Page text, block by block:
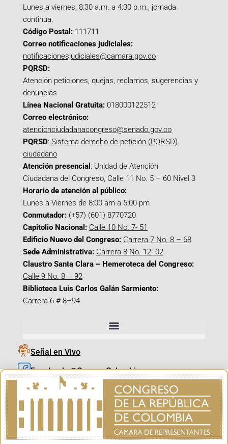
Lunes a viernes, 8:30 a.m. a 4:30 p.m., jornada
continua.
Código Postal: 111711
Correo notificaciones judiciales:
notificacionesjudiciales@camara.gov.co
PQRSD:
Atención peticiones, quejas, reclamos, sugerencias y
denuncias
Línea Nacional Gratuita: 018000122512
Correo electrónico:
atencionciudadanacongreso@senado.gov.co
PQRSD: Sistema derecho de petición (PQRSD)
ciudadano
Atención presencial : Unidad de Atención
Ciudadana del Congreso, Calle 11 No. 5 – 60 Nivel 3
Horario de atención al público:
Lunes a Viernes de 8:00 am a 5:00 pm
Conmutador: (+57) (601) 8770720
Capitolio Nacional: Calle 10 No. 7- 51
Edificio Nuevo del Congreso: Carrera 7 No. 8 – 68
Sede Administrativa: Carrera 8 No. 12- 02
Claustro Santa Clara – Hemeroteca del Congreso:
Calle 9 No. 8 – 92
Biblioteca Luis Carlos Galán Sarmiento:
Carrera 6 # 8–94
Señal en Vivo
Facebook_@CamaraColombia
Instagram_@CamaraColombia
X_@CamaraColombia
Youtube_@CamaraColombia